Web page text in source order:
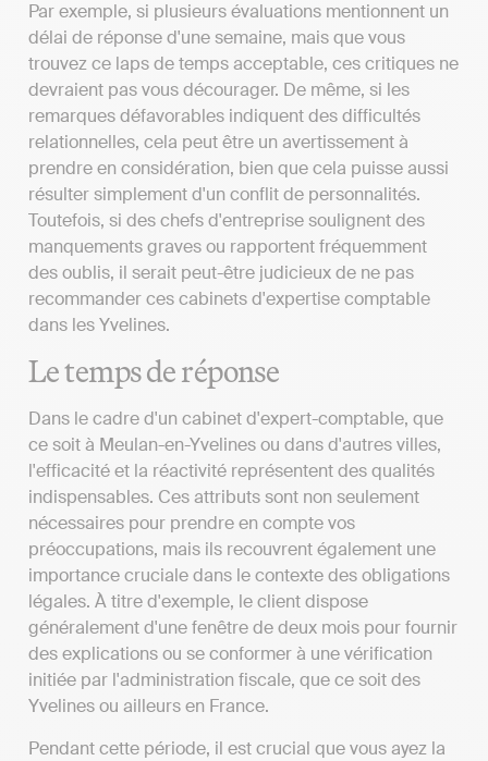
Par exemple, si plusieurs évaluations mentionnent un
délai de réponse d'une semaine, mais que vous
trouvez ce laps de temps acceptable, ces critiques ne
devraient pas vous décourager. De même, si les
remarques défavorables indiquent des difficultés
relationnelles, cela peut être un avertissement à
prendre en considération, bien que cela puisse aussi
résulter simplement d'un conflit de personnalités.
Toutefois, si des chefs d'entreprise soulignent des
manquements graves ou rapportent fréquemment
des oublis, il serait peut-être judicieux de ne pas
recommander ces cabinets d'expertise comptable
dans les Yvelines.
Le temps de réponse
Dans le cadre d'un cabinet d'expert-comptable, que
ce soit à Meulan-en-Yvelines ou dans d'autres villes,
l'efficacité et la réactivité représentent des qualités
indispensables. Ces attributs sont non seulement
nécessaires pour prendre en compte vos
préoccupations, mais ils recouvrent également une
importance cruciale dans le contexte des obligations
légales. À titre d'exemple, le client dispose
généralement d'une fenêtre de deux mois pour fournir
des explications ou se conformer à une vérification
initiée par l'administration fiscale, que ce soit des
Yvelines ou ailleurs en France.
Pendant cette période, il est crucial que vous ayez la